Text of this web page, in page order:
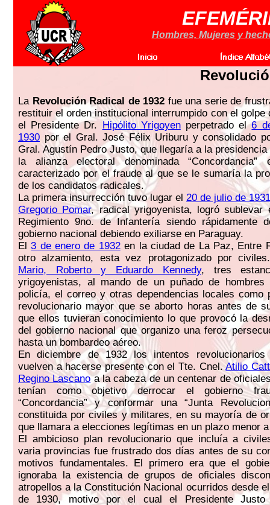
Hombres, Mujeres y
La Revolución Radical de 1932 fue una serie de
restituir el orden institucional interrumpido con el golpe
el Presidente Dr. Hipólito Yrigoyenperpetrado el6
1930 por el Gral. José Félix Uriburu y consolidado
Gral. Agustín Pedro Justo, que llegaría a la
la alianza electoral denominada
caracterizado por el fraude al que se le sumaría la
de los candidatos radicales.
La primera insurrección tuvo lugar el 20 de julio de 1931
Gregorio Pomar, radical yrigoyenista, logró sublevar
Regimiento 9no. de Infantería siendo rápidamente
gobierno nacional debiendo exiliarse en Paraguay.
El3 de enero de 1932en la ciudad de La Paz, Entre
otro alzamiento, esta vez protagonizado por
Mario, Roberto y Eduardo Kennedy, tres
yrigoyenistas, al mando de un puñado de
policía, el correo y otras dependencias locales como
revolucionario mayor que se aborto horas antes de
que ellos tuvieran conocimiento lo que provocó la
del gobierno nacional que organizo una feroz
hasta un bombardeo aéreo.
En diciembre de 1932 los intentos revolucionarios
vuelven a hacerse presente con el Tte. Cnel.Atilio
Regino Lascanoa la cabeza de un centenar de
tenían como objetivo derrocar el gobierno
“Concordancia” y conformar una “Junta
constituida por civiles y militares, en su mayoría de
que llamara a elecciones legítimas en un plazo menor
El ambicioso plan revolucionario que incluía a
varia provincias fue frustrado dos días antes de su
motivos fundamentales. El primero era que el
ignoraba la existencia de grupos de oficiales
atropellos a la Constitución Nacional ocurridos desde
de 1930, motivo por el cual el Presidente